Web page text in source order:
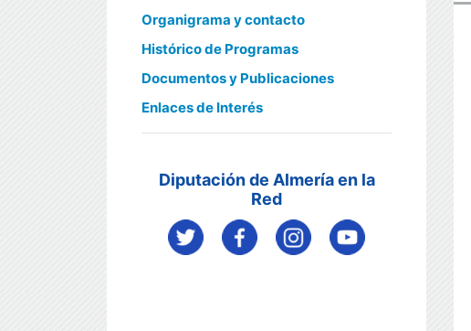
Organigrama y contacto
Histórico de Programas
Documentos y Publicaciones
Enlaces de Interés
Diputación de Almería en la
Red